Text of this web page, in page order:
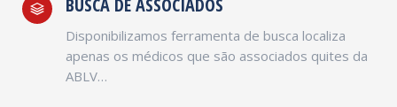
BUSCA DE ASSOCIADOS
Disponibilizamos ferramenta de busca localiza
apenas os médicos que são associados quites da
ABLV…